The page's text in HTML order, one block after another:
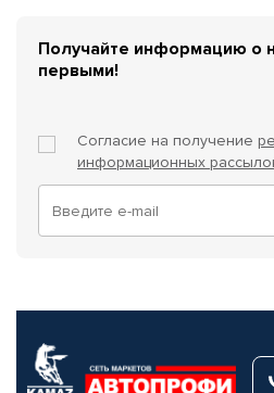
Получайте информацию о
первыми!
Согласие на получение
информационных